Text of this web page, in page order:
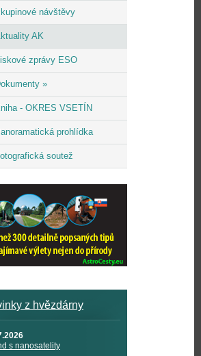
návštěvy
AK
zprávy ESO
»
- OKRES VSETÍN
prohlídka
soutež
z hvězdárny
s nanosatelity